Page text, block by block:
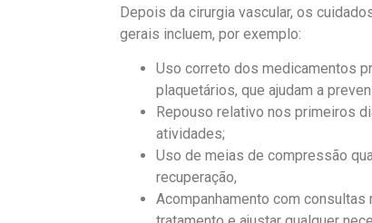
Depois da cirurgia vascular, os
gerais incluem, por exemplo:
Uso correto dos medicamentos
plaquetários, que ajudam a
Repouso relativo nos primeiros
atividades;
Uso de meias de compressão
recuperação,
Acompanhamento com